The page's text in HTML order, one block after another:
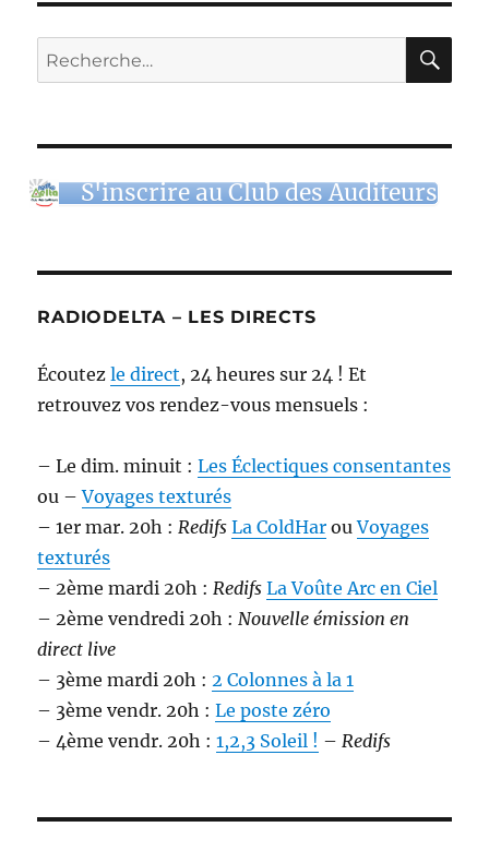
Recherche
pour :
S'inscrire au Club des Auditeurs
RADIODELTA – LES DIRECTS
Écoutezle direct, 24 heures sur 24 ! Et
retrouvez vos rendez-vous mensuels :
– Le dim. minuit :Les Éclectiques consentantes
ou –Voyages texturés
– 1er mar. 20h : Redifs La ColdHar ouVoyages
texturés
– 2ème mardi 20h : Redifs La Voûte Arc en Ciel
– 2ème vendredi 20h : Nouvelle émission en
direct live
– 3ème mardi 20h : 2 Colonnes à la 1
– 3ème vendr. 20h :Le poste zéro
– 4ème vendr. 20h :1,2,3 Soleil ! – Redifs